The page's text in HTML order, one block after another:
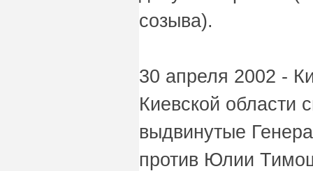
созыва).
30 апреля 2002 -
Киевской области
выдвинутые
против Юлии